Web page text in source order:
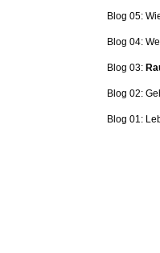
Blog 05:
Blog 04:
Blog 03:
Blog 02:
Blog 01: